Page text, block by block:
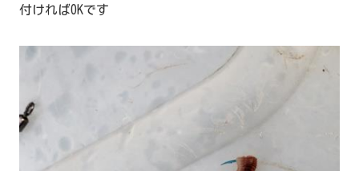
付ければOKです